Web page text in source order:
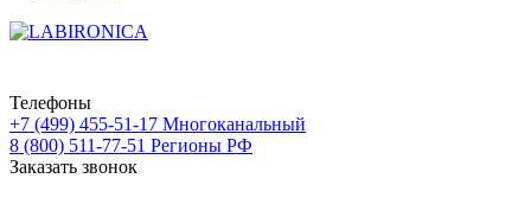
Телефоны
+7 (499) 455-51-17 Многоканальный
8 (800) 511-77-51 Регионы РФ
Заказать звонок